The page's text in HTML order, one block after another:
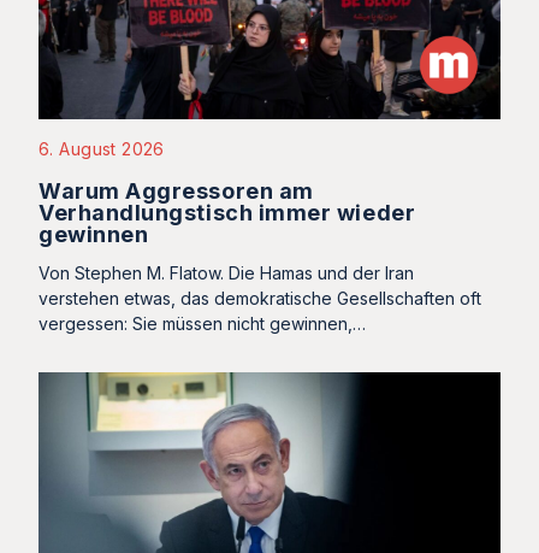
6. August 2026
Warum Aggressoren am
Verhandlungstisch immer wieder
gewinnen
Von Stephen M. Flatow. Die Hamas und der Iran
verstehen etwas, das demokratische Gesellschaften oft
vergessen: Sie müssen nicht gewinnen,…